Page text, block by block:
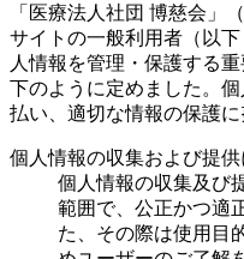
「医療法人社団 博慈会」
サイトの一般利用者（以
人情報を管理・保護する
下のように定めました。
払い、適切な情報の保護に
個人情報の収集および提供
個人情報の収集及び
範囲で、公正かつ適
た、その際は使用目